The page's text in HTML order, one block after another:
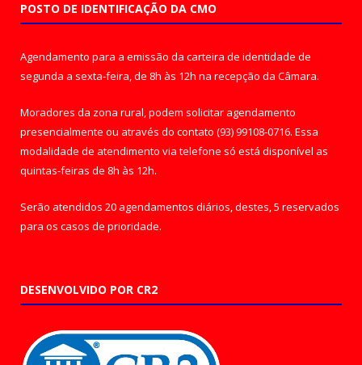
POSTO DE IDENTIFICAÇÃO DA CMO
Agendamento para a emissão da carteira de identidade de
segunda a sexta-feira, de 8h às 12h na recepção da Câmara.
Moradores da zona rural, podem solicitar agendamento
presencialmente ou através do contato (93) 99108-0716. Essa
modalidade de atendimento via telefone só está disponível as
quintas-feiras de 8h às 12h.
Serão atendidos 20 agendamentos diários, destes, 5 reservados
para os casos de prioridade.
DESENVOLVIDO POR CR2